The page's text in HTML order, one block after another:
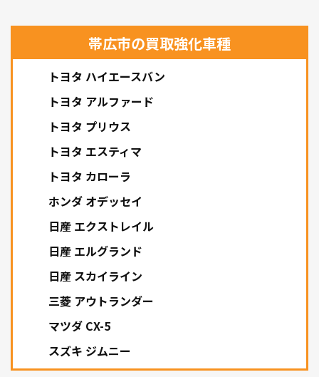
帯広市の買取強化車種
トヨタ ハイエースバン
トヨタ アルファード
トヨタ プリウス
トヨタ エスティマ
トヨタ カローラ
ホンダ オデッセイ
日産 エクストレイル
日産 エルグランド
日産 スカイライン
三菱 アウトランダー
マツダ CX-5
スズキ ジムニー